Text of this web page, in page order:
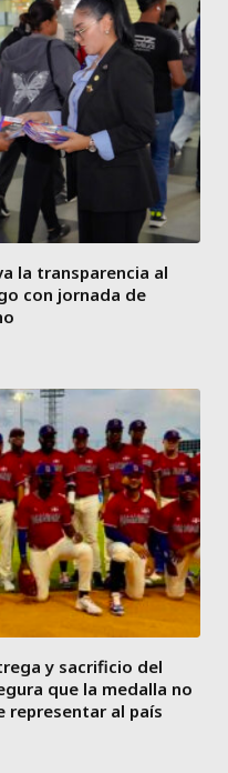
la transparencia al
con jornada de
y sacrificio del
que la medalla no
representar al país